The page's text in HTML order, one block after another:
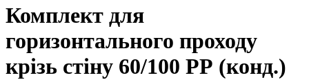
Комплект для
горизонтального проходу
крізь стіну 60/100 РР (конд.)